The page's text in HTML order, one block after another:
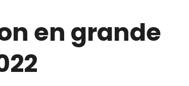
en grande